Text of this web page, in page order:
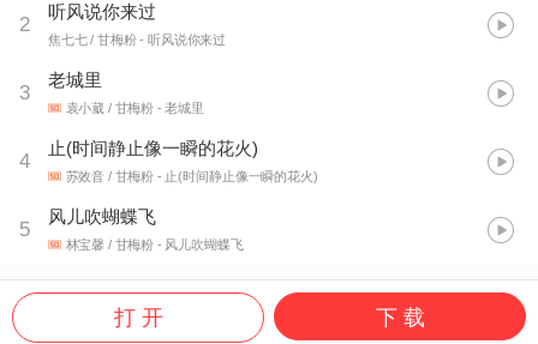
2
听风说你来过
焦七七 / 甘梅粉- 听风说你来过
3
老城里
袁小葳 / 甘梅粉 - 老城里
4
止(时间静止像一瞬的花火)
苏效音 / 甘梅粉 - 止(时间静止像一瞬的花火)
5
风儿吹蝴蝶飞
林宝馨 / 甘梅粉 - 风儿吹蝴蝶飞
打 开 下 载